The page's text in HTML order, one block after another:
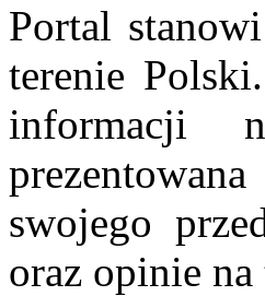
Portal
terenie
informacji
swojego
oraz opinie